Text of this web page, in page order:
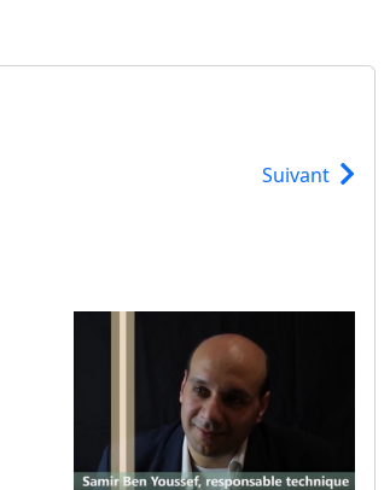
Suivant